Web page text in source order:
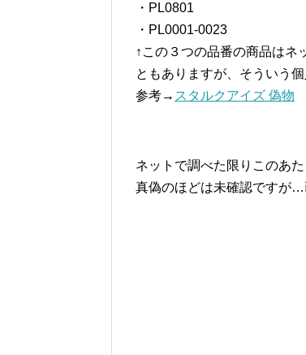
・PL0801
・PL0001-0023
↑この３つの品番の商品はネ
ともありますが、そういう
参考→ スタルクアイズ 偽物
ネットで調べた限りこのあ
真偽のほどは未確認ですが